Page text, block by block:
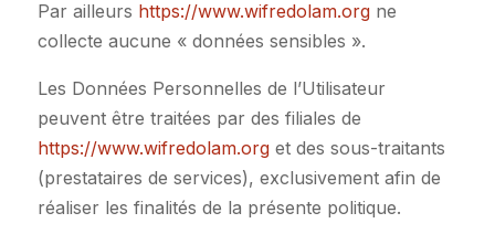
Par ailleurs https://www.wifredolam.orgne
collecte aucune « données sensibles ».
Les Données Personnelles de l’Utilisateur
peuvent être traitées par des filiales de
https://www.wifredolam.orget des sous-traitants
(prestataires de services), exclusivement afin de
réaliser les finalités de la présente politique.